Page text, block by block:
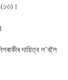
(১৩)।
দায়িত্ব ল’বলৈ